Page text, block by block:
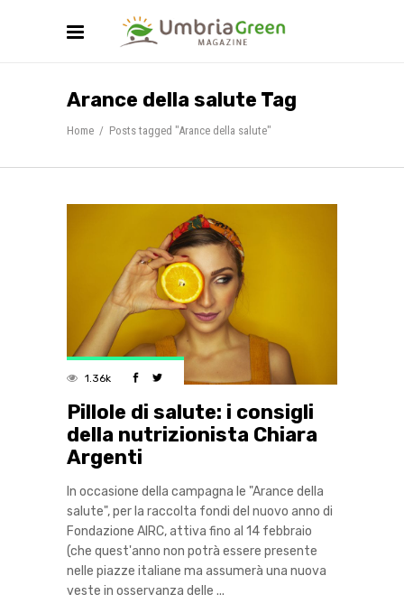
Arance della salute Tag
Home / Posts tagged "Arance della salute"
1.36k
Pillole di salute: i consigli
della nutrizionista Chiara
Argenti
In occasione della campagna le "Arance della
salute", per la raccolta fondi del nuovo anno di
Fondazione AIRC, attiva fino al 14 febbraio
(che quest'anno non potrà essere presente
nelle piazze italiane ma assumerà una nuova
veste in osservanza delle